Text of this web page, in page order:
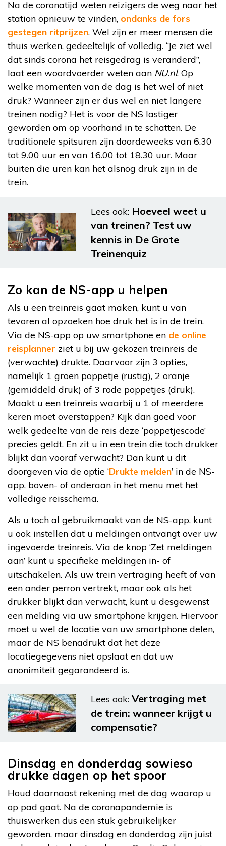
Na de coronatijd weten reizigers de weg naar het
station opnieuw te vinden, ondanks de fors
gestegen ritprijzen. Wel zijn er meer mensen die
thuis werken, gedeeltelijk of volledig. “Je ziet wel
dat sinds corona het reisgedrag is veranderd”,
laat een woordvoerder weten aan NU.nl. Op
welke momenten van de dag is het wel of niet
druk? Wanneer zijn er dus wel en niet langere
treinen nodig? Het is voor de NS lastiger
geworden om op voorhand in te schatten. De
traditionele spitsuren zijn doordeweeks van 6.30
tot 9.00 uur en van 16.00 tot 18.30 uur. Maar
buiten die uren kan het alsnog druk zijn in de
trein.
Lees ook: Hoeveel weet u
van treinen? Test uw
kennis in De Grote
Treinenquiz
Zo kan de NS-app u helpen
Als u een treinreis gaat maken, kunt u van
tevoren al opzoeken hoe druk het is in de trein.
Via de NS-app op uw smartphone en de online
reisplanner ziet u bij uw gekozen treinreis de
(verwachte) drukte. Daarvoor zijn 3 opties,
namelijk 1 groen poppetje (rustig), 2 oranje
(gemiddeld druk) of 3 rode poppetjes (druk).
Maakt u een treinreis waarbij u 1 of meerdere
keren moet overstappen? Kijk dan goed voor
welk gedeelte van de reis deze ‘poppetjescode’
precies geldt. En zit u in een trein die toch drukker
blijkt dan vooraf verwacht? Dan kunt u dit
doorgeven via de optie ‘Drukte melden’ in de NS-
app, boven- of onderaan in het menu met het
volledige reisschema.
Als u toch al gebruikmaakt van de NS-app, kunt
u ook instellen dat u meldingen ontvangt over uw
ingevoerde treinreis. Via de knop ‘Zet meldingen
aan’ kunt u specifieke meldingen in- of
uitschakelen. Als uw trein vertraging heeft of van
een ander perron vertrekt, maar ook als het
drukker blijkt dan verwacht, kunt u desgewenst
een melding via uw smartphone krijgen. Hiervoor
moet u wel de locatie van uw smartphone delen,
maar de NS benadrukt dat het deze
locatiegegevens niet opslaat en dat uw
anonimiteit gegarandeerd is.
Lees ook: Vertraging met
de trein: wanneer krijgt u
compensatie?
Dinsdag en donderdag sowieso
drukke dagen op het spoor
Houd daarnaast rekening met de dag waarop u
op pad gaat. Na de coronapandemie is
thuiswerken dus een stuk gebruikelijker
geworden, maar dinsdag en donderdag zijn juist